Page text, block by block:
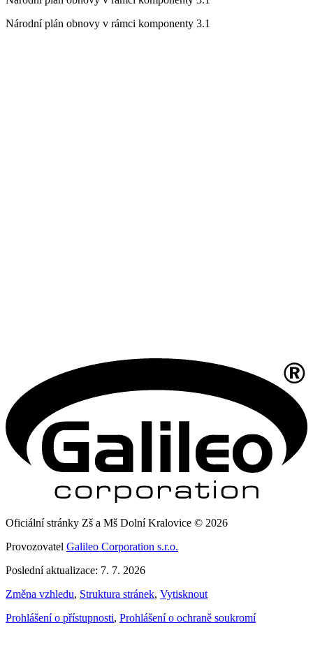
Národní plán obnovy v rámci komponenty 3.1
Oficiální stránky Zš a Mš Dolní Kralovice © 2026
Provozovatel Galileo Corporation s.r.o.
Poslední aktualizace: 7. 7. 2026
Změna vzhledu, Struktura stránek, Vytisknout
Prohlášení o přístupnosti, Prohlášení o ochraně soukromí